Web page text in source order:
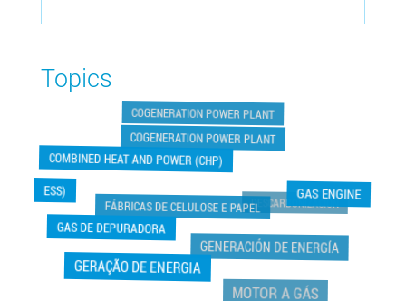
Topics
COGENERATION POWER PLANT
COGENERATION POWER PLANT
COMBINED HEAT AND POWER (CHP)
DESCARBONIZACIÓN
ESS)
FÁBRICAS DE CELULOSE E PAPEL GAS ENGINE
GAS DE DEPURADORA
GENERACIÓN DE ENERGÍA
GERAÇÃO DE ENERGIA
MOTOR A GÁS